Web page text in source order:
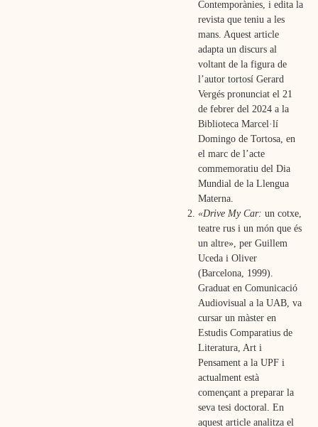
Contemporànies, i edita la
revista que teniu a les
mans. Aquest article
adapta un discurs al
voltant de la figura de
l’autor tortosí Gerard
Vergés pronunciat el 21
de febrer del 2024 a la
Biblioteca Marcel·lí
Domingo de Tortosa, en
el marc de l’acte
commemoratiu del Dia
Mundial de la Llengua
Materna.
«Drive My Car:un cotxe,
teatre rus i un món que és
un altre», per Guillem
Uceda i Oliver
(Barcelona, 1999).
Graduat en Comunicació
Audiovisual a la UAB, va
cursar un màster en
Estudis Comparatius de
Literatura, Art i
Pensament a la UPF i
actualment està
començant a preparar la
seva tesi doctoral. En
aquest article analitza el